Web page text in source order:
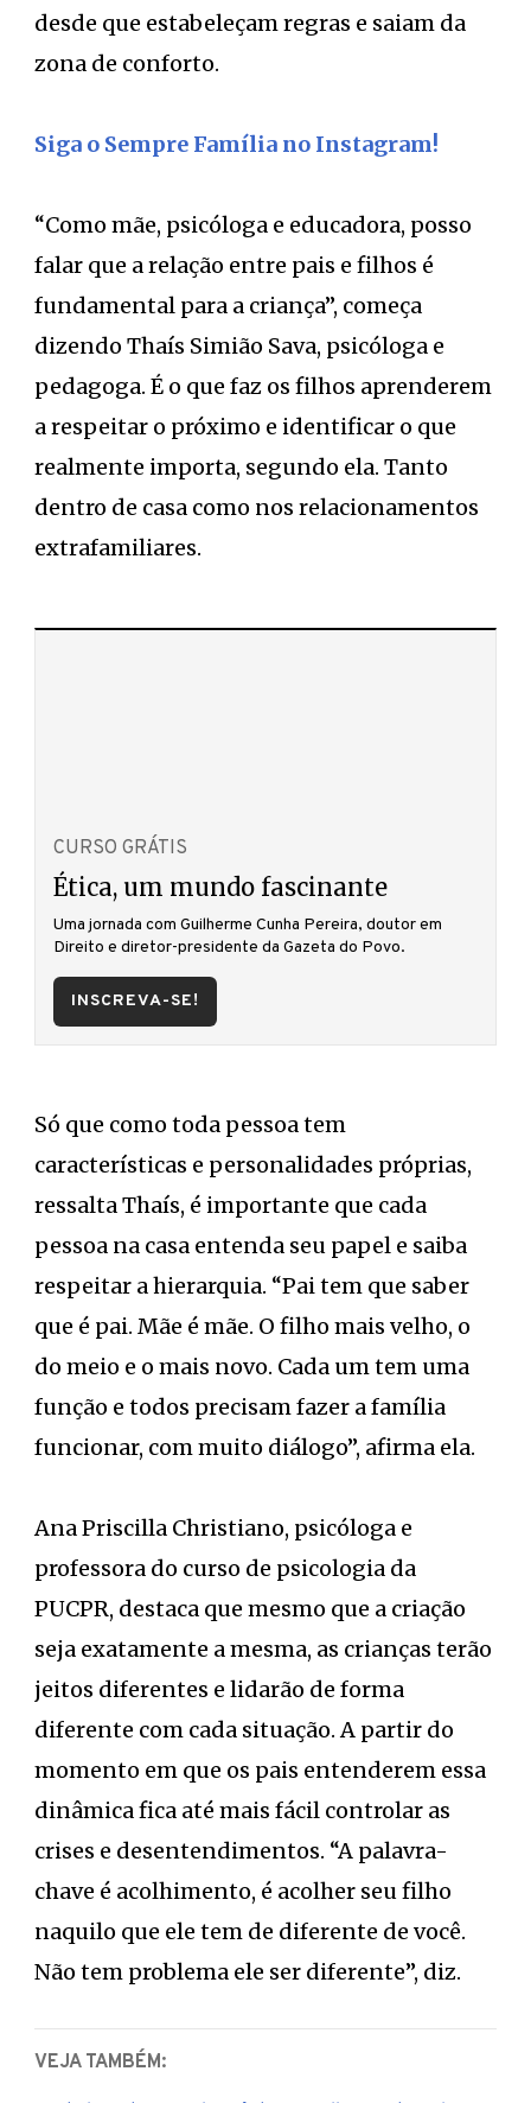
desde que estabeleçam regras e saiam da
zona de conforto.
Siga o Sempre Família no Instagram!
“Como mãe, psicóloga e educadora, posso
falar que a relação entre pais e filhos é
fundamental para a criança”, começa
dizendo Thaís Simião Sava, psicóloga e
pedagoga. É o que faz os filhos aprenderem
a respeitar o próximo e identificar o que
realmente importa, segundo ela. Tanto
dentro de casa como nos relacionamentos
extrafamiliares.
CURSO GRÁTIS
Ética, um mundo fascinante
Uma jornada com Guilherme Cunha Pereira, doutor em
Direito e diretor-presidente da Gazeta do Povo.
INSCREVA-SE!
Só que como toda pessoa tem
características e personalidades próprias,
ressalta Thaís, é importante que cada
pessoa na casa entenda seu papel e saiba
respeitar a hierarquia. “Pai tem que saber
que é pai. Mãe é mãe. O filho mais velho, o
do meio e o mais novo. Cada um tem uma
função e todos precisam fazer a família
funcionar, com muito diálogo”, afirma ela.
Ana Priscilla Christiano, psicóloga e
professora do curso de psicologia da
PUCPR, destaca que mesmo que a criação
seja exatamente a mesma, as crianças terão
jeitos diferentes e lidarão de forma
diferente com cada situação. A partir do
momento em que os pais entenderem essa
dinâmica fica até mais fácil controlar as
crises e desentendimentos. “A palavra-
chave é acolhimento, é acolher seu filho
naquilo que ele tem de diferente de você.
Não tem problema ele ser diferente”, diz.
VEJA TAMBÉM: